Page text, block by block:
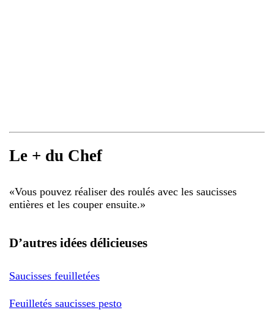
Le + du Chef
«Vous pouvez réaliser des roulés avec les saucisses
entières et les couper ensuite.»
D’autres idées délicieuses
Saucisses feuilletées
Feuilletés saucisses pesto